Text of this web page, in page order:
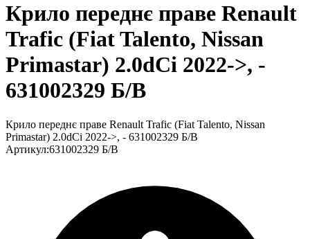
Крило переднє праве Renault
Trafic (Fiat Talento, Nissan
Primastar) 2.0dCi 2022->, -
631002329 Б/В
Крило переднє праве Renault Trafic (Fiat Talento, Nissan
Primastar) 2.0dCi 2022->, - 631002329 Б/В
Артикул:631002329 Б/В